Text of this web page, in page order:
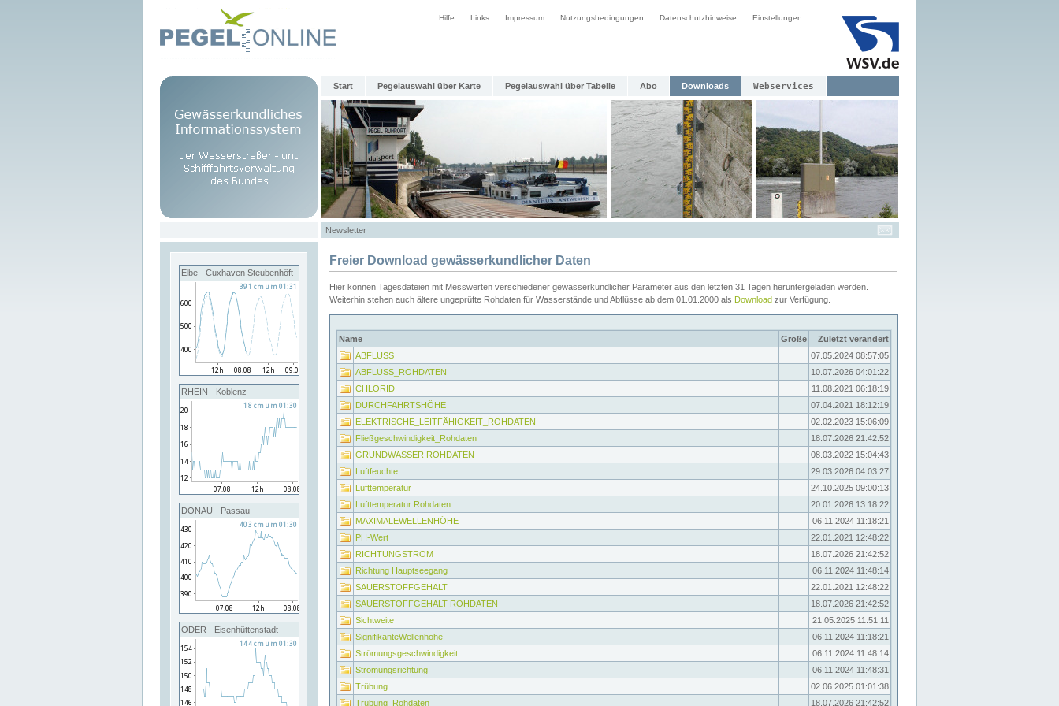
Hilfe Links Impressum Nutzungsbedingungen Datenschutzhinweise Einstellungen
Start Pegelauswahl über Karte Pegelauswahl über Tabelle Abo Downloads Webservices
Newsletter
Elbe - Cuxhaven Steubenhöft
RHEIN - Koblenz
DONAU - Passau
ODER - Eisenhüttenstadt
Freier Download gewässerkundlicher Daten
Hier können Tagesdateien mit Messwerten verschiedener gewässerkundlicher Parameter aus den letzten 31 Tagen heruntergeladen werden.
Weiterhin stehen auch ältere ungeprüfte Rohdaten für Wasserstände und Abflüsse ab dem 01.01.2000 als Download zur Verfügung.
Name Größe
Zuletzt verändert
ABFLUSS
07.05.2024 08:57:05
ABFLUSS_ROHDATEN
10.07.2026 04:01:22
CHLORID
11.08.2021 06:18:19
DURCHFAHRTSHÖHE
07.04.2021 18:12:19
ELEKTRISCHE_LEITFÄHIGKEIT_ROHDATEN
02.02.2023 15:06:09
Fließgeschwindigkeit_Rohdaten
18.07.2026 21:42:52
GRUNDWASSER ROHDATEN
08.03.2022 15:04:43
Luftfeuchte
29.03.2026 04:03:27
Lufttemperatur
24.10.2025 09:00:13
Lufttemperatur Rohdaten
20.01.2026 13:18:22
MAXIMALEWELLENHÖHE
06.11.2024 11:18:21
PH-Wert
22.01.2021 12:48:22
RICHTUNGSTROM
18.07.2026 21:42:52
Richtung Hauptseegang
06.11.2024 11:48:14
SAUERSTOFFGEHALT
22.01.2021 12:48:22
SAUERSTOFFGEHALT ROHDATEN
18.07.2026 21:42:52
Sichtweite
21.05.2025 11:51:11
SignifikanteWellenhöhe
06.11.2024 11:18:21
Strömungsgeschwindigkeit
06.11.2024 11:48:14
Strömungsrichtung
06.11.2024 11:48:31
Trübung
02.06.2025 01:01:38
Trübung_Rohdaten
18.07.2026 21:42:52